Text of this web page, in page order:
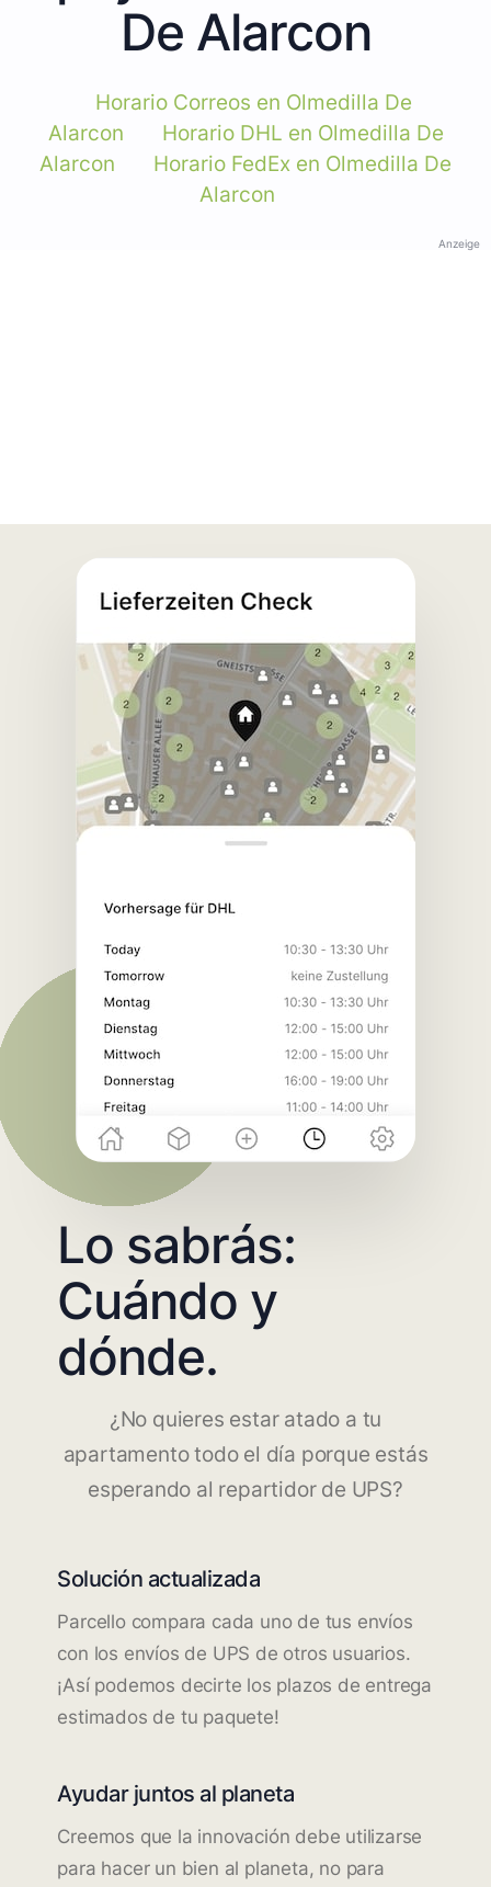
De Alarcon
Horario Correos en Olmedilla De
Alarcon
Horario DHL en Olmedilla De
Alarcon
Horario FedEx en Olmedilla De
Alarcon
Anzeige
Lo sabrás:
Cuándo y
dónde.
¿No quieres estar atado a tu
apartamento todo el día porque estás
esperando al repartidor de UPS?
Solución actualizada
Parcello compara cada uno de tus envíos
con los envíos de UPS de otros usuarios.
¡Así podemos decirte los plazos de entrega
estimados de tu paquete!
Ayudar juntos al planeta
Creemos que la innovación debe utilizarse
para hacer un bien al planeta, no para